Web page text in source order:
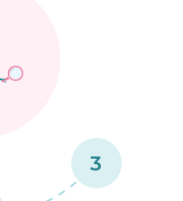
3